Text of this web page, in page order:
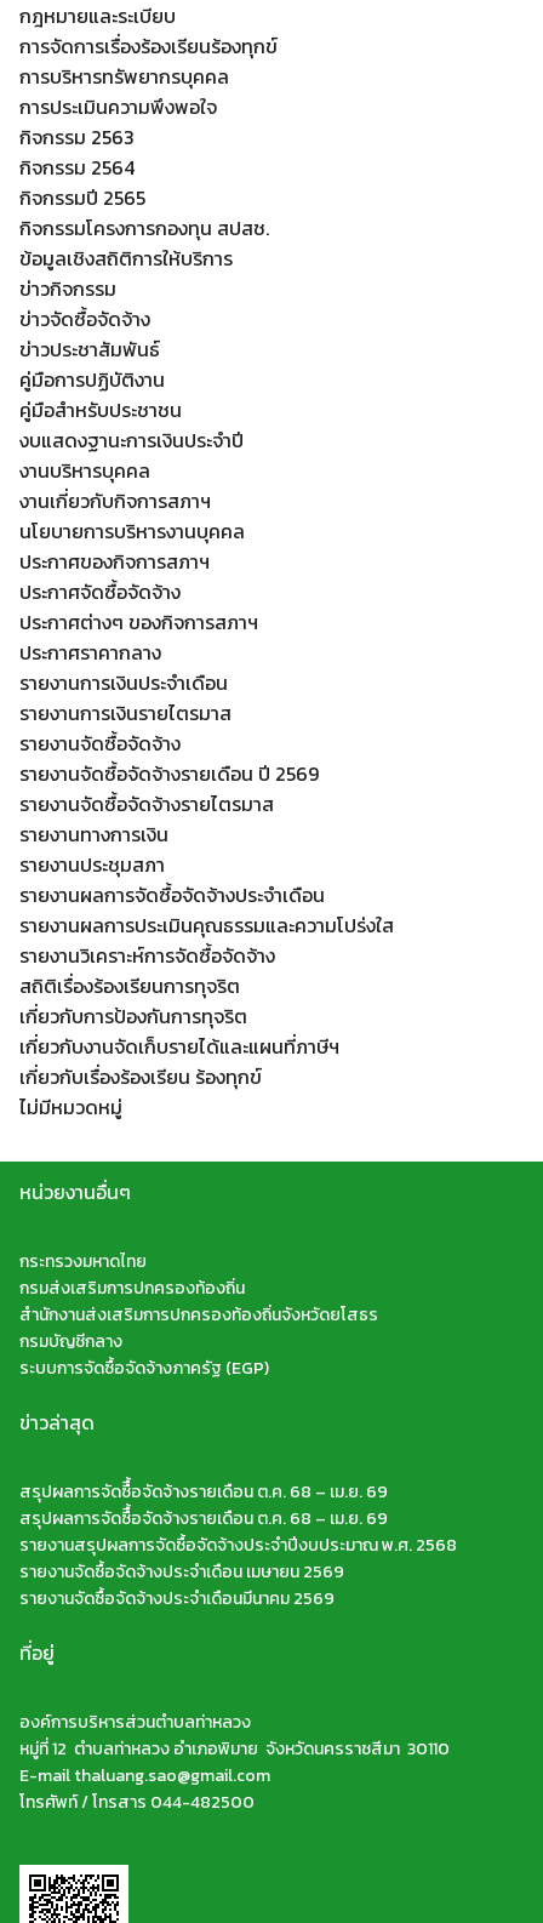
กฎหมายและระเบียบ
การจัดการเรื่องร้องเรียนร้องทุกข์
การบริหารทรัพยากรบุคคล
การประเมินความพึงพอใจ
กิจกรรม 2563
กิจกรรม 2564
กิจกรรมปี 2565
กิจกรรมโครงการกองทุน สปสช.
ข้อมูลเชิงสถิติการให้บริการ
ข่าวกิจกรรม
ข่าวจัดซื้อจัดจ้าง
ข่าวประชาสัมพันธ์
คู่มือการปฏิบัติงาน
คู่มือสำหรับประชาชน
งบแสดงฐานะการเงินประจำปี
งานบริหารบุคคล
งานเกี่ยวกับกิจการสภาฯ
นโยบายการบริหารงานบุคคล
ประกาศของกิจการสภาฯ
ประกาศจัดซื้อจัดจ้าง
ประกาศต่างๆ ของกิจการสภาฯ
ประกาศราคากลาง
รายงานการเงินประจำเดือน
รายงานการเงินรายไตรมาส
รายงานจัดซื้อจัดจ้าง
รายงานจัดซื้อจัดจ้างรายเดือน ปี 2569
รายงานจัดซื้อจัดจ้างรายไตรมาส
รายงานทางการเงิน
รายงานประชุมสภา
รายงานผลการจัดซื้อจัดจ้างประจำเดือน
รายงานผลการประเมินคุณธรรมและความโปร่งใส
รายงานวิเคราะห์การจัดซื้อจัดจ้าง
สถิติเรื่องร้องเรียนการทุจริต
เกี่ยวกับการป้องกันการทุจริต
เกี่ยวกับงานจัดเก็บรายได้และแผนที่ภาษีฯ
เกี่ยวกับเรื่องร้องเรียน ร้องทุกข์
ไม่มีหมวดหมู่
หน่วยงานอื่นๆ
กระทรวงมหาดไทย
กรมส่งเสริมการปกครองท้องถิ่น
สำนักงานส่งเสริมการปกครองท้องถิ่นจังหวัดยโสธร
กรมบัญชีกลาง
ระบบการจัดซื้อจัดจ้างภาครัฐ (EGP)
ข่าวล่าสุด
สรุปผลการจัดซืื้อจัดจ้างรายเดือน ต.ค. 68 – เม.ย. 69
สรุปผลการจัดซืื้อจัดจ้างรายเดือน ต.ค. 68 – เม.ย. 69
รายงานสรุปผลการจัดซื้อจัดจ้างประจำปีงบประมาณ พ.ศ. 2568
รายงานจัดซื้อจัดจ้างประจำเดือน เมษายน 2569
รายงานจัดซื้อจัดจ้างประจำเดือนมีนาคม 2569
ที่อยู่
องค์การบริหารส่วนตำบลท่าหลวง
หมู่ที่ 12 ตำบลท่าหลวง อำเภอพิมาย จังหวัดนครราชสีมา 30110
E-mail thaluang.sao@gmail.com
โทรศัพท์ / โทรสาร 044-482500